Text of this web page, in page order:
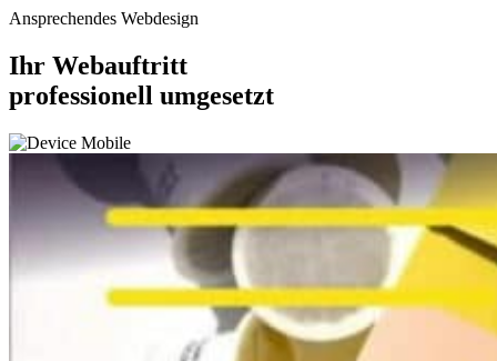
Ansprechendes Webdesign
Ihr Webauftritt
professionell umgesetzt